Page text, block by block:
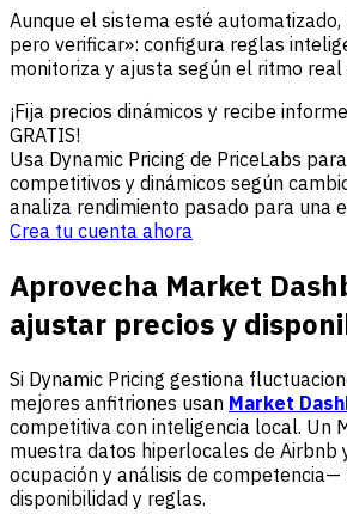
Aunque el sistema esté
pero verificar»: configura reglas
monitoriza y ajusta según el ritmo real
¡Fija precios dinámicos y recibe
GRATIS!
Usa Dynamic Pricing de PriceLabs
competitivos y dinámicos según
analiza rendimiento pasado para una
Crea tu cuenta ahora
Aprovecha Market
ajustar precios y
Si Dynamic Pricing gestiona
mejores anfitriones usan Market
competitiva con inteligencia local. Un
muestra datos hiperlocales de Airbnb
ocupación y análisis de
disponibilidad y reglas.